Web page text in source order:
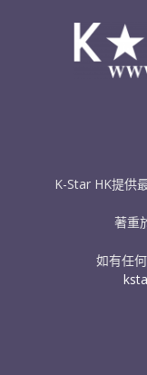
K-Star HK提供
著重
如有任